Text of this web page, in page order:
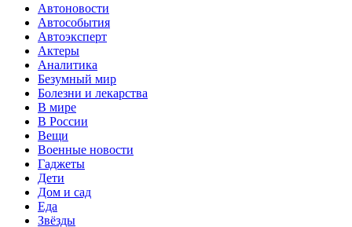
Автоновости
Автособытия
Автоэксперт
Актеры
Аналитика
Безумный мир
Болезни и лекарства
В мире
В России
Вещи
Военные новости
Гаджеты
Дети
Дом и сад
Еда
Звёзды